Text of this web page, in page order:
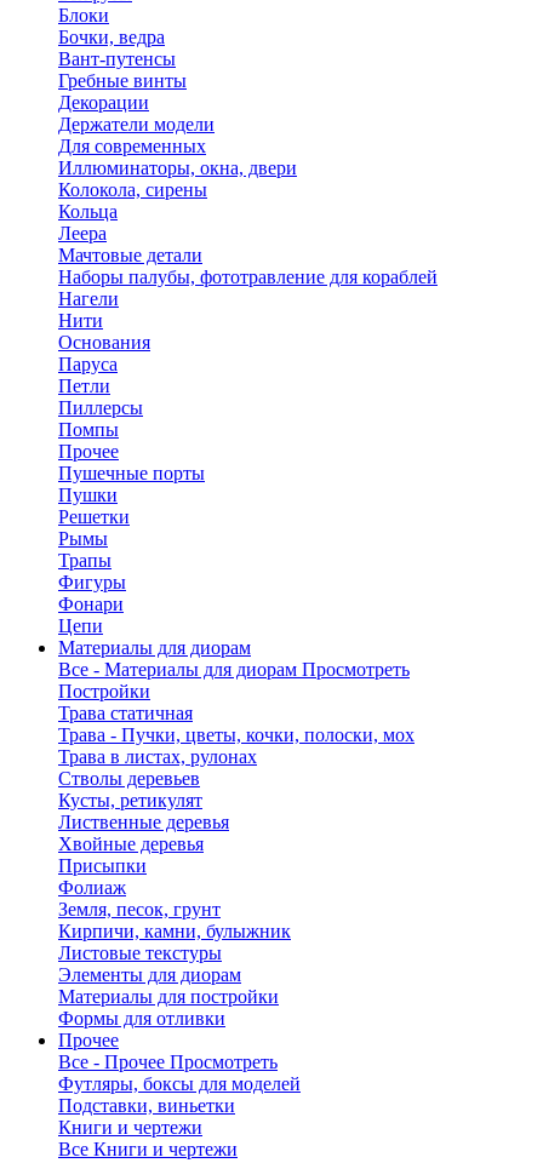
Блоки
Бочки, ведра
Вант-путенсы
Гребные винты
Декорации
Держатели модели
Для современных
Иллюминаторы, окна, двери
Колокола, сирены
Кольца
Леера
Мачтовые детали
Наборы палубы, фототравление для кораблей
Нагели
Нити
Основания
Паруса
Петли
Пиллерсы
Помпы
Прочее
Пушечные порты
Пушки
Решетки
Рымы
Трапы
Фигуры
Фонари
Цепи
Материалы для диорам
Все - Материалы для диорам Просмотреть
Постройки
Трава статичная
Трава - Пучки, цветы, кочки, полоски, мох
Трава в листах, рулонах
Стволы деревьев
Кусты, ретикулят
Лиственные деревья
Хвойные деревья
Присыпки
Фолиаж
Земля, песок, грунт
Кирпичи, камни, булыжник
Листовые текстуры
Элементы для диорам
Материалы для постройки
Формы для отливки
Прочее
Все - Прочее Просмотреть
Футляры, боксы для моделей
Подставки, виньетки
Книги и чертежи
Все Книги и чертежи